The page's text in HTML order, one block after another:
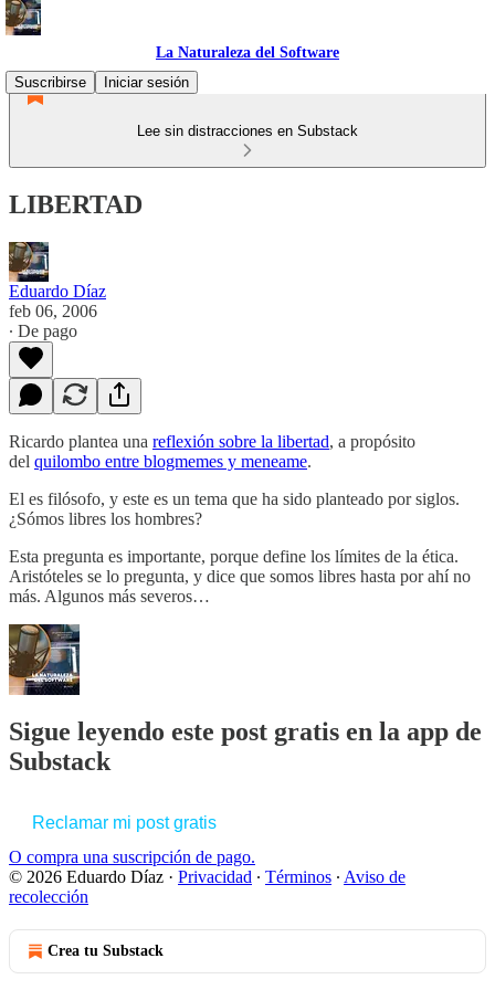
La Naturaleza del Software
Suscribirse
Iniciar sesión
Lee sin distracciones en Substack
LIBERTAD
Eduardo Díaz
feb 06, 2006
∙ De pago
Ricardo plantea una reflexión sobre la libertad, a propósito
del quilombo entre blogmemes y meneame.
El es filósofo, y este es un tema que ha sido planteado por siglos.
¿Sómos libres los hombres?
Esta pregunta es importante, porque define los límites de la ética.
Aristóteles se lo pregunta, y dice que somos libres hasta por ahí no
más. Algunos más severos…
Sigue leyendo este post gratis en la app de
Substack
Reclamar mi post gratis
O compra una suscripción de pago.
© 2026 Eduardo Díaz · Privacidad ∙ Términos ∙ Aviso de
recolección
Crea tu Substack